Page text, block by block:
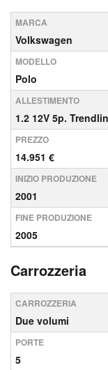
MARCA
Volkswagen
MODELLO
Polo
ALLESTIMENTO
1.2 12V 5p.
PREZZO
14.951 €
INIZIO PRODUZIONE
2001
FINE PRODUZIONE
2005
Carrozzeria
CARROZZERIA
Due volumi
PORTE
5